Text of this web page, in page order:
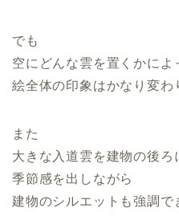
でも
空にどんな雲を置くかによ
絵全体の印象はかなり変わ
また
大きな入道雲を建物の後ろ
季節感を出しながら
建物のシルエットも強調で